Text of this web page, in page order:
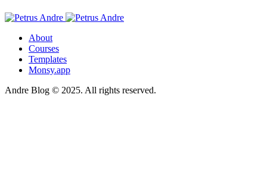
About
Courses
Templates
Monsy.app
Andre Blog © 2025. All rights reserved.